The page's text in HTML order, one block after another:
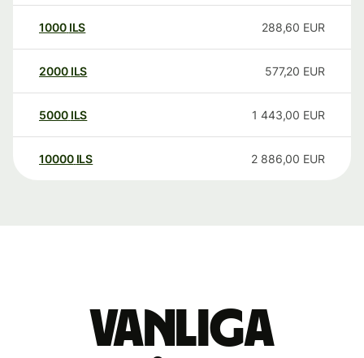
1000 ILS 288,60 EUR
2000 ILS 577,20 EUR
5000 ILS 1 443,00 EUR
10000 ILS 2 886,00 EUR
Vanliga